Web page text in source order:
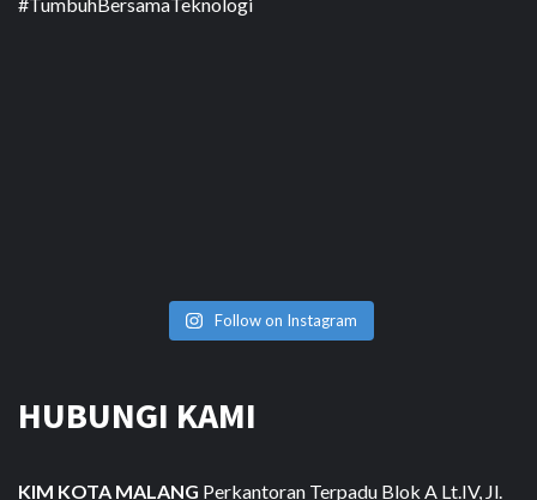
Follow on Instagram
HUBUNGI KAMI
KIM KOTA MALANG Perkantoran Terpadu Blok A Lt.IV, Jl.